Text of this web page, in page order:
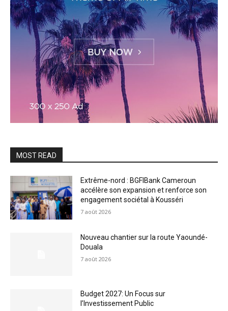
MOST READ
Extrême-nord : BGFIBank Cameroun
accélère son expansion et renforce son
engagement sociétal à Kousséri
7 août 2026
Nouveau chantier sur la route Yaoundé-
Douala
7 août 2026
Budget 2027: Un Focus sur
l’Investissement Public